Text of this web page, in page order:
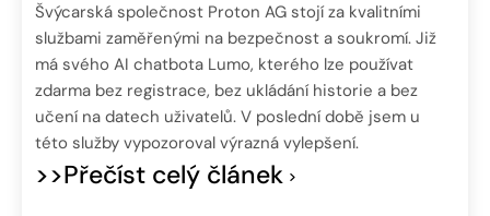
Švýcarská společnost Proton AG stojí za kvalitními
službami zaměřenými na bezpečnost a soukromí. Již
má svého AI chatbota Lumo, kterého lze používat
zdarma bez registrace, bez ukládání historie a bez
učení na datech uživatelů. V poslední době jsem u
této služby vypozoroval výrazná vylepšení.
>>Přečíst celý článek